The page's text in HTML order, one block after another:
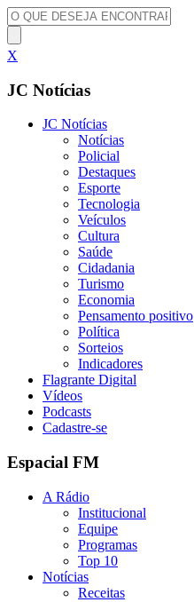
X
JC Notícias
JC Notícias
Notícias
Policial
Destaques
Esporte
Tecnologia
Veículos
Cultura
Saúde
Cidadania
Turismo
Economia
Pensamento positivo
Política
Sorteios
Indicadores
Flagrante Digital
Vídeos
Podcasts
Cadastre-se
Espacial FM
A Rádio
Institucional
Equipe
Programas
Top 10
Notícias
Receitas